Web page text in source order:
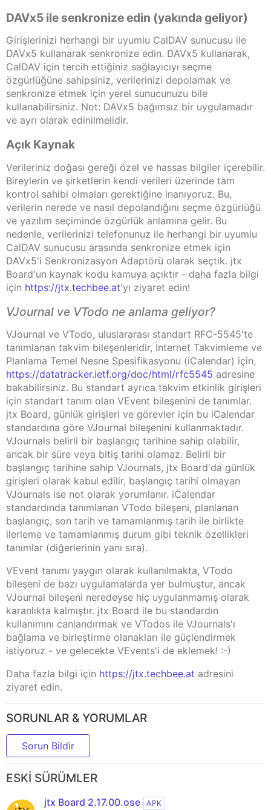
DAVx5 ile senkronize edin (yakında geliyor)
Girişlerinizi herhangi bir uyumlu CalDAV sunucusu ile
DAVx5 kullanarak senkronize edin. DAVx5 kullanarak,
CalDAV için tercih ettiğiniz sağlayıcıyı seçme
özgürlüğüne sahipsiniz, verilerinizi depolamak ve
senkronize etmek için yerel sunucunuzu bile
kullanabilirsiniz. Not: DAVx5 bağımsız bir uygulamadır
ve ayrı olarak edinilmelidir.
Açık Kaynak
Verileriniz doğası gereği özel ve hassas bilgiler içerebilir.
Bireylerin ve şirketlerin kendi verileri üzerinde tam
kontrol sahibi olmaları gerektiğine inanıyoruz. Bu,
verilerin nerede ve nasıl depolandığını seçme özgürlüğü
ve yazılım seçiminde özgürlük anlamına gelir. Bu
nedenle, verilerinizi telefonunuz ile herhangi bir uyumlu
CalDAV sunucusu arasında senkronize etmek için
DAVx5'i Senkronizasyon Adaptörü olarak seçtik. jtx
Board'un kaynak kodu kamuya açıktır - daha fazla bilgi
için https://jtx.techbee.at'yı ziyaret edin!
VJournal ve VTodo ne anlama geliyor?
VJournal ve VTodo, uluslararası standart RFC-5545'te
tanımlanan takvim bileşenleridir, İnternet Takvimleme ve
Planlama Temel Nesne Spesifikasyonu (iCalendar) için,
https://datatracker.ietf.org/doc/html/rfc5545 adresine
bakabilirsiniz. Bu standart ayrıca takvim etkinlik girişleri
için standart tanım olan VEvent bileşenini de tanımlar.
jtx Board, günlük girişleri ve görevler için bu iCalendar
standardına göre VJournal bileşenini kullanmaktadır.
VJournals belirli bir başlangıç tarihine sahip olabilir,
ancak bir süre veya bitiş tarihi olamaz. Belirli bir
başlangıç tarihine sahip VJournals, jtx Board'da günlük
girişleri olarak kabul edilir, başlangıç tarihi olmayan
VJournals ise not olarak yorumlanır. iCalendar
standardında tanımlanan VTodo bileşeni, planlanan
başlangıç, son tarih ve tamamlanmış tarih ile birlikte
ilerleme ve tamamlanmış durum gibi teknik özellikleri
tanımlar (diğerlerinin yanı sıra).
VEvent tanımı yaygın olarak kullanılmakta, VTodo
bileşeni de bazı uygulamalarda yer bulmuştur, ancak
VJournal bileşeni neredeyse hiç uygulanmamış olarak
karanlıkta kalmıştır. jtx Board ile bu standardın
kullanımını canlandırmak ve VTodos ile VJournals'ı
bağlama ve birleştirme olanakları ile güçlendirmek
istiyoruz - ve gelecekte VEvents'i de eklemek! :-)
Daha fazla bilgi için https://jtx.techbee.at adresini
ziyaret edin.
SORUNLAR & YORUMLAR
Sorun Bildir
ESKI SÜRÜMLER
jtx Board 2.17.00.ose APK